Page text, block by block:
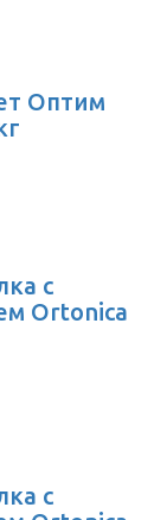
Оптим
с
Ortonica
с